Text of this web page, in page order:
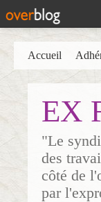
EX
"Le
des
côté de
par
Accueil